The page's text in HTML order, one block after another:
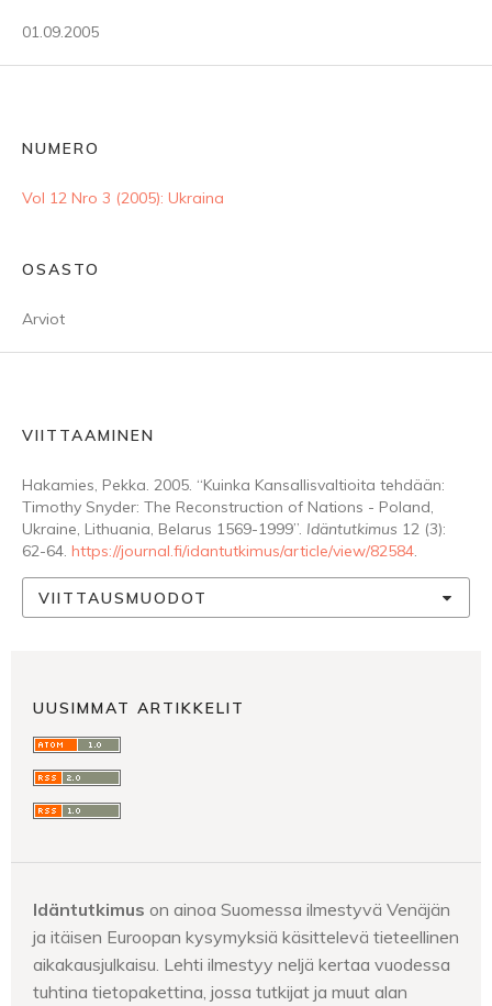
01.09.2005
NUMERO
Vol 12 Nro 3 (2005): Ukraina
OSASTO
Arviot
VIITTAAMINEN
Hakamies, Pekka. 2005. “Kuinka Kansallisvaltioita tehdään:
Timothy Snyder: The Reconstruction of Nations - Poland,
Ukraine, Lithuania, Belarus 1569-1999”. Idäntutkimus 12 (3):
62-64. https://journal.fi/idantutkimus/article/view/82584.
VIITTAUSMUODOT
UUSIMMAT ARTIKKELIT
Idäntutkimus on ainoa Suomessa ilmestyvä Venäjän
ja itäisen Euroopan kysymyksiä käsittelevä tieteellinen
aikakausjulkaisu. Lehti ilmestyy neljä kertaa vuodessa
tuhtina tietopakettina, jossa tutkijat ja muut alan